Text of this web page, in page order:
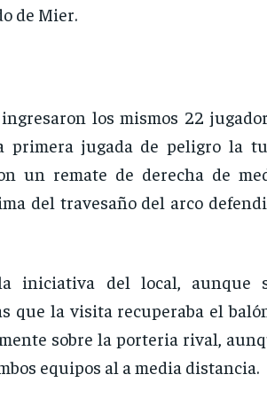
de Mier.
los mismos 22
primera jugada de peligro la
un remate de derecha de
del travesaño del arco
iniciativa del local, aunque
que la visita recuperaba el
sobre la porteria rival,
equipos al a media distancia.